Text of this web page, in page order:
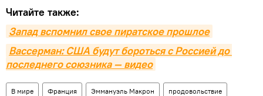
Читайте также:
Запад вспомнил свое пиратское прошлое
Вассерман: США будут бороться с Россией до
последнего союзника — видео
В мире Франция Эммануэль Макрон продовольствие